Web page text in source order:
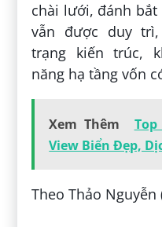
chài lưới, đánh
vẫn được duy
trạng kiến trúc,
năng hạ tầng vốn
Xem Thêm
View Biển Đẹp,
Theo Thảo Nguyễn